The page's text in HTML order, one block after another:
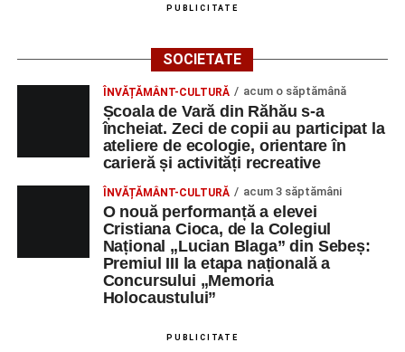
apoi în viața noastră, modul de adresare, tonul și gestica
Privind spre ediția următoare
În încheierea evenimentului, organizatorii au anunțat tema
ediției din 2027, dedicată relației dintre caracter, valori și
educație. După trei ediții care au abordat comunicarea
didactică, dinamica diferențelor, participarea și luarea
deciziilor, comunitatea Sinaxa Educațională își propune
să revină la întrebările fundamentale despre valorile care
stau la baza actului educațional și despre rolul
profesorului în formarea caracterului tinerilor.
Despre comunitatea Sinaxa Educațională
„Sinaxa Educațională”
PUBLICITATE
SOCIETATE
ÎNVĂȚĂMÂNT-CULTURĂ acum o săptămână
Școala de Vară din Răhău s-a
încheiat. Zeci de copii au participat la
ateliere de ecologie, orientare în
carieră și activități recreative
ÎNVĂȚĂMÂNT-CULTURĂ acum 3 săptămâni
O nouă performanță a elevei
Cristiana Cioca, de la Colegiul
Național „Lucian Blaga” din Sebeș:
Premiul III la etapa națională a
Concursului „Memoria
Holocaustului”
PUBLICITATE